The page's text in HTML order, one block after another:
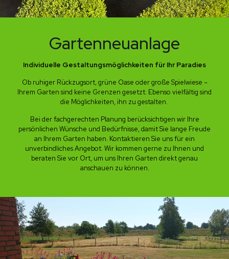
Gartenneuanlage
Individuelle Gestaltungsmöglichkeiten für Ihr Paradies
Ob ruhiger Rückzugsort, grüne Oase oder große Spielwiese –
Ihrem Garten sind keine Grenzen gesetzt. Ebenso vielfältig sind
die Möglichkeiten, ihn zu gestalten.
Bei der fachgerechten Planung berücksichtigen wir Ihre
persönlichen Wünsche und Bedürfnisse, damit Sie lange Freude
an Ihrem Garten haben. Kontaktieren Sie uns für ein
unverbindliches Angebot. Wir kommen gerne zu Ihnen und
beraten Sie vor Ort, um uns Ihren Garten direkt genau
anschauen zu können.